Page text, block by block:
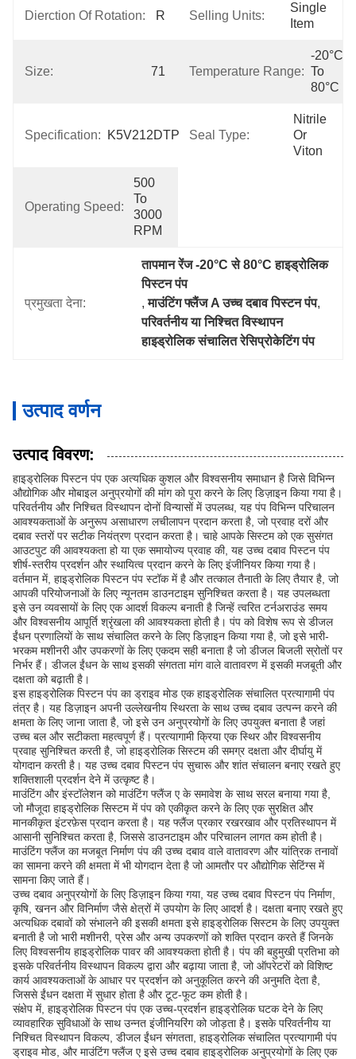
Dierction Of Rotation: R Selling Units:
Single
Item
Size: 71 Temperature Range:
-20°C
To
80°C
Specification: K5V212DTP Seal Type:
Nitrile
Or
Viton
Operating Speed:
500
To
3000
RPM
प्रमुखता देना:
तापमान रेंज -20°C से 80°C हाइड्रोलिक
पिस्टन पंप
, माउंटिंग फ्लैंज A उच्च दबाव पिस्टन पंप,
परिवर्तनीय या निश्चित विस्थापन
हाइड्रोलिक संचालित रेसिप्रोकेटिंग पंप
उत्पाद वर्णन
उत्पाद विवरण:
हाइड्रोलिक पिस्टन पंप एक अत्यधिक कुशल और विश्वसनीय समाधान है जिसे विभिन्न
औद्योगिक और मोबाइल अनुप्रयोगों की मांग को पूरा करने के लिए डिज़ाइन किया गया है।
परिवर्तनीय और निश्चित विस्थापन दोनों विन्यासों में उपलब्ध, यह पंप विभिन्न परिचालन
आवश्यकताओं के अनुरूप असाधारण लचीलापन प्रदान करता है, जो प्रवाह दरों और
दबाव स्तरों पर सटीक नियंत्रण प्रदान करता है। चाहे आपके सिस्टम को एक सुसंगत
आउटपुट की आवश्यकता हो या एक समायोज्य प्रवाह की, यह उच्च दबाव पिस्टन पंप
शीर्ष-स्तरीय प्रदर्शन और स्थायित्व प्रदान करने के लिए इंजीनियर किया गया है।
वर्तमान में, हाइड्रोलिक पिस्टन पंप स्टॉक में है और तत्काल तैनाती के लिए तैयार है, जो
आपकी परियोजनाओं के लिए न्यूनतम डाउनटाइम सुनिश्चित करता है। यह उपलब्धता
इसे उन व्यवसायों के लिए एक आदर्श विकल्प बनाती है जिन्हें त्वरित टर्नअराउंड समय
और विश्वसनीय आपूर्ति श्रृंखला की आवश्यकता होती है। पंप को विशेष रूप से डीजल
ईंधन प्रणालियों के साथ संचालित करने के लिए डिज़ाइन किया गया है, जो इसे भारी-
भरकम मशीनरी और उपकरणों के लिए एकदम सही बनाता है जो डीजल बिजली स्रोतों पर
निर्भर हैं। डीजल ईंधन के साथ इसकी संगतता मांग वाले वातावरण में इसकी मजबूती और
दक्षता को बढ़ाती है।
इस हाइड्रोलिक पिस्टन पंप का ड्राइव मोड एक हाइड्रोलिक संचालित प्रत्यागामी पंप
तंत्र है। यह डिज़ाइन अपनी उल्लेखनीय स्थिरता के साथ उच्च दबाव उत्पन्न करने की
क्षमता के लिए जाना जाता है, जो इसे उन अनुप्रयोगों के लिए उपयुक्त बनाता है जहां
उच्च बल और सटीकता महत्वपूर्ण हैं। प्रत्यागामी क्रिया एक स्थिर और विश्वसनीय
प्रवाह सुनिश्चित करती है, जो हाइड्रोलिक सिस्टम की समग्र दक्षता और दीर्घायु में
योगदान करती है। यह उच्च दबाव पिस्टन पंप सुचारू और शांत संचालन बनाए रखते हुए
शक्तिशाली प्रदर्शन देने में उत्कृष्ट है।
माउंटिंग और इंस्टॉलेशन को माउंटिंग फ्लैंज ए के समावेश के साथ सरल बनाया गया है,
जो मौजूदा हाइड्रोलिक सिस्टम में पंप को एकीकृत करने के लिए एक सुरक्षित और
मानकीकृत इंटरफ़ेस प्रदान करता है। यह फ्लैंज प्रकार रखरखाव और प्रतिस्थापन में
आसानी सुनिश्चित करता है, जिससे डाउनटाइम और परिचालन लागत कम होती है।
माउंटिंग फ्लैंज का मजबूत निर्माण पंप की उच्च दबाव वाले वातावरण और यांत्रिक तनावों
का सामना करने की क्षमता में भी योगदान देता है जो आमतौर पर औद्योगिक सेटिंग्स में
सामना किए जाते हैं।
उच्च दबाव अनुप्रयोगों के लिए डिज़ाइन किया गया, यह उच्च दबाव पिस्टन पंप निर्माण,
कृषि, खनन और विनिर्माण जैसे क्षेत्रों में उपयोग के लिए आदर्श है। दक्षता बनाए रखते हुए
अत्यधिक दबावों को संभालने की इसकी क्षमता इसे हाइड्रोलिक सिस्टम के लिए उपयुक्त
बनाती है जो भारी मशीनरी, प्रेस और अन्य उपकरणों को शक्ति प्रदान करते हैं जिनके
लिए विश्वसनीय हाइड्रोलिक पावर की आवश्यकता होती है। पंप की बहुमुखी प्रतिभा को
इसके परिवर्तनीय विस्थापन विकल्प द्वारा और बढ़ाया जाता है, जो ऑपरेटरों को विशिष्ट
कार्य आवश्यकताओं के आधार पर प्रदर्शन को अनुकूलित करने की अनुमति देता है,
जिससे ईंधन दक्षता में सुधार होता है और टूट-फूट कम होती है।
संक्षेप में, हाइड्रोलिक पिस्टन पंप एक उच्च-प्रदर्शन हाइड्रोलिक घटक देने के लिए
व्यावहारिक सुविधाओं के साथ उन्नत इंजीनियरिंग को जोड़ता है। इसके परिवर्तनीय या
निश्चित विस्थापन विकल्प, डीजल ईंधन संगतता, हाइड्रोलिक संचालित प्रत्यागामी पंप
ड्राइव मोड, और माउंटिंग फ्लैंज ए इसे उच्च दबाव हाइड्रोलिक अनुप्रयोगों के लिए एक